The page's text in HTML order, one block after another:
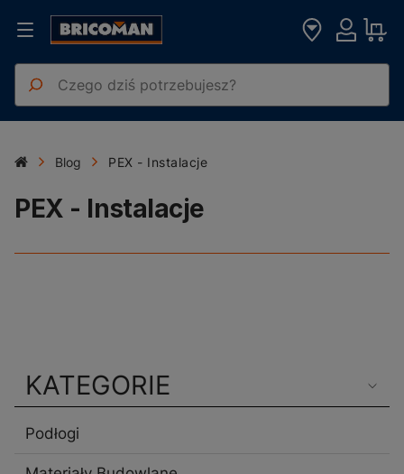
Blog PEX - Instalacje
PEX - Instalacje
KATEGORIE
Podłogi